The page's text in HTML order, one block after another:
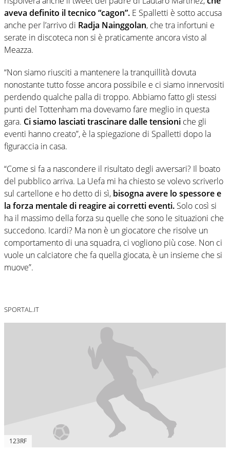
aveva definito il tecnico “cagon”. E Spalletti è sotto accusa
anche per l’arrivo di Radja Nainggolan, che tra infortuni e
serate in discoteca non si è praticamente ancora visto al
Meazza.
“Non siamo riusciti a mantenere la tranquillità dovuta
nonostante tutto fosse ancora possibile e ci siamo innervositi
perdendo qualche palla di troppo. Abbiamo fatto gli stessi
punti del Tottenham ma dovevamo fare meglio in questa
gara. Ci siamo lasciati trascinare dalle tensioni che gli
eventi hanno creato”, è la spiegazione di Spalletti dopo la
figuraccia in casa.
“Come si fa a nascondere il risultato degli avversari? Il boato
del pubblico arriva. La Uefa mi ha chiesto se volevo scriverlo
sul cartellone e ho detto di sì, bisogna avere lo spessore e
la forza mentale di reagire ai corretti eventi. Solo così si
ha il massimo della forza su quelle che sono le situazioni che
succedono. Icardi? Ma non è un giocatore che risolve un
comportamento di una squadra, ci vogliono più cose. Non ci
vuole un calciatore che fa quella giocata, è un insieme che si
muove”.
SPORTAL.IT
123RF